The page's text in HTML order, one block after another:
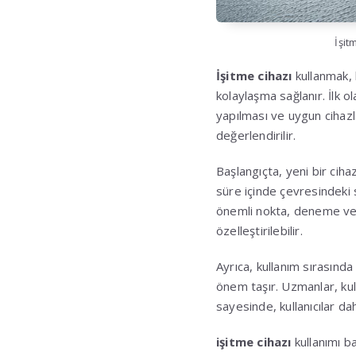
İşitme cihazı kullanmak,
kolaylaşma sağlanır. İlk
yapılması ve uygun
değerlendirilir.
Başlangıçta, yeni bir
süre içinde çevresindeki
önemli nokta, deneme
özelleştirilebilir.
Ayrıca, kullanım
önem taşır. Uzmanlar,
sayesinde, kullanıcılar
işitme cihazı kullanımı